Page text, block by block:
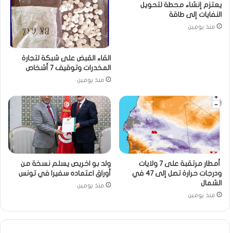
يعتزم إنشاء محطة لتحويل
النفايات إلى طاقة
منذ يومين
القاء القبض على شبكة لتجارة
المخدرات وتوقيف 7 أشخاص
منذ يومين
أمطار مرتقبة على 7 ولايات
ودرجات حرارة تصل إلى 47 في
الشمال
منذ يومين
ولد بو اخريص يسلم نسخة من
أوراق اعتماده سفيرا في تونس
منذ يومين